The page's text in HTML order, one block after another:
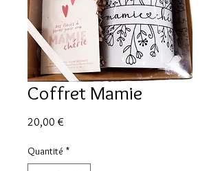
Coffret Mamie
20,00 €
Quantité *